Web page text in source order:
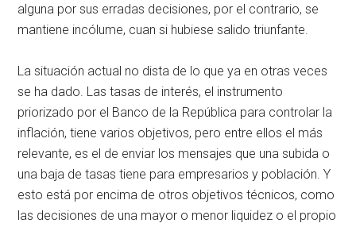
alguna por sus erradas decisiones, por el contrario, se
mantiene incólume, cuan si hubiese salido triunfante.
La situación actual no dista de lo que ya en otras veces
se ha dado. Las tasas de interés, el instrumento
priorizado por el Banco de la República para controlar la
inflación, tiene varios objetivos, pero entre ellos el más
relevante, es el de enviar los mensajes que una subida o
una baja de tasas tiene para empresarios y población. Y
esto está por encima de otros objetivos técnicos, como
las decisiones de una mayor o menor liquidez o el propio